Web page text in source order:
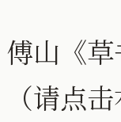
傅山《
（请点